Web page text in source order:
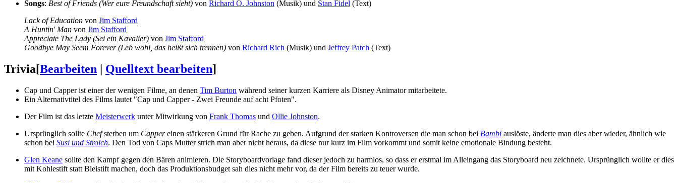
Songs: Best of Friends (Wer eure Freundschaft sieht) von Richard O. Johnston (Musik) und Stan Fidel (Text)
Lack of Education von Jim Stafford
A Huntin' Man von Jim Stafford
Appreciate The Lady (Sei ein Kavalier) von Jim Stafford
Goodbye May Seem Forever (Leb wohl, das heißt sich trennen) von Richard Rich (Musik) und Jeffrey Patch (Text)
Trivia[Bearbeiten Quelltext bearbeiten]
Cap und Capper ist einer der wenigen Filme, an denen Tim Burton während seiner kurzen Karriere als Disney Animator mitarbeitete.
Ein Alternativtitel des Films lautet "Cap und Capper - Zwei Freunde auf acht Pfoten".
Der Film ist das letzte Meisterwerk unter Mitwirkung von Frank Thomas und Ollie Johnston.
Ursprünglich sollte Chefsterben um Cappereinen stärkeren Grund für Rache zu geben. Aufgrund der starken Kontroversen die man schon bei Bambi auslöste, änderte man dies aber wieder, ähnlich wie
schon bei Susi und Strolch. Den Tod von Caps Mutter strich man aber nicht heraus, da diese nur kurz im Film vorkommt und somit keine emotionale Bindung besteht.
Glen Keane sollte den Kampf gegen den Bären animieren. Die Storyboardvorlage fand dieser jedoch zu harmlos, so dass er erstmal im Alleingang das Storyboard neu zeichnete. Ursprünglich wollte er dies
mit Kohlestift statt Bleistift machen, doch das Produktionsbudget sah dies nicht mehr vor, da der Film bereits zu teuer wurde.